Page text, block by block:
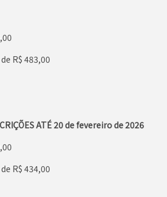
R$ 483,00
ATÉ 20 de fevereiro de 2026
R$ 434,00